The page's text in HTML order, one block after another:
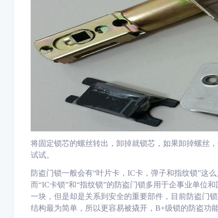
将固定锁芯的螺丝转出，卸掉就锁芯，如果卸掉螺丝 ，
试试。
防盗门锁一般会有“叶片卡，IC卡，弹子和指纹锁”这
而“IC卡锁”和“指纹锁”的防盗门锁多用于企事业单位
一块，但是却是关系到安全的重要部件，目前防盗门
结构最为简单，所以更容易被撬开，B+级锁的防盗功